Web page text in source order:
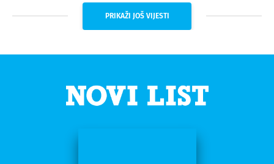
PRIKAŽI JOŠ VIJESTI